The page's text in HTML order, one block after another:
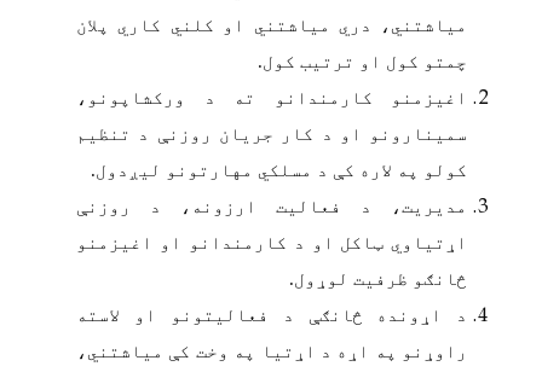
میاشتني، دري میاشتني او کلني کاري پلان
چمتو کول او ترتیب کول.
اغیزمنو کارمندانو ته د ورکشاپونو،
سمینارونو او د کار جریان روزنې د تنظیم
کولو په لاره کې د مسلکي مهارتونو لیږدول.
مدیریت، د فعالیت ارزونه، د روزنې
اړتیاوي ټاکل او د کارمندانو او اغیزمنو
څانګو ظرفیت لوړول.
د اړونده څانګې د فعالیتونو او لاسته
راوړنو په اړه د اړتیا په وخت کې میاشتني،